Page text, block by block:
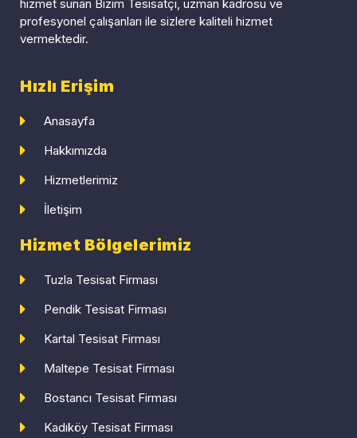
hizmet sunan Bizim Tesisatçı, uzman kadrosu ve
profesyonel çalışanları ile sizlere kaliteli hizmet
vermektedir.
Hızlı Erişim
Anasayfa
Hakkımızda
Hizmetlerimiz
İletişim
Hizmet Bölgelerimiz
Tuzla Tesisat Firması
Pendik Tesisat Firması
Kartal Tesisat Firması
Maltepe Tesisat Firması
Bostancı Tesisat Firması
Kadıköy Tesisat Firması